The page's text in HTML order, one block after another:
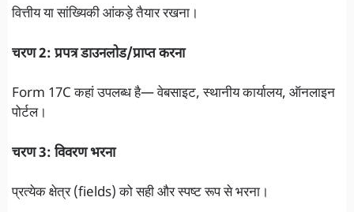
वित्तीय या सांख्यिकी आंकड़े तैयार रखना।
चरण 2: प्रपत्र डाउनलोड/प्राप्त करना
Form 17C कहां उपलब्ध है— वेबसाइट, स्थानीय कार्यालय, ऑनलाइन
पोर्टल।
चरण 3: विवरण भरना
प्रत्येक क्षे‍त्र (fields) को सही और स्पष्ट रूप से भरना।